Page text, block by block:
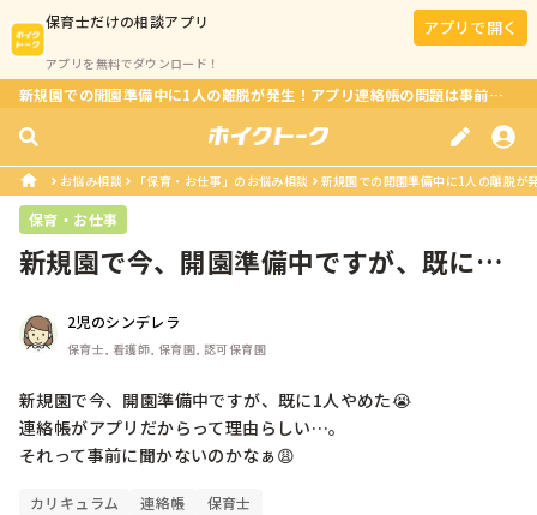
保育士だけの相談アプリ
アプリを無料でダウンロード！
アプリで開く
新規園での開園準備中に1人の離脱が発生！アプリ連絡帳の問題は事前に確認すべき？
お悩み相談 「保育・お仕事」のお悩み相談 新規園での開園準備中に1人の離脱が
保育・お仕事
新規園で今、開園準備中ですが、既に1
2児のシンデレラ
保育士, 看護師, 保育園, 認可保育園
新規園で今、開園準備中ですが、既に1人やめた😭
連絡帳がアプリだからって理由らしい…。
それって事前に聞かないのかなぁ😩
カリキュラム 連絡帳 保育士